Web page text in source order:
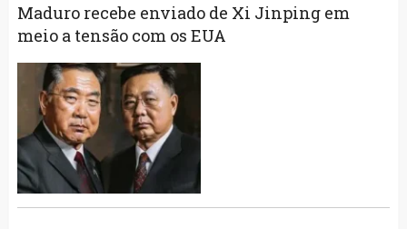
Maduro recebe enviado de Xi Jinping em
meio a tensão com os EUA